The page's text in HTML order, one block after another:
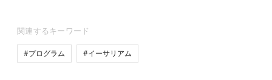
関連するキーワード
#プログラム #イーサリアム